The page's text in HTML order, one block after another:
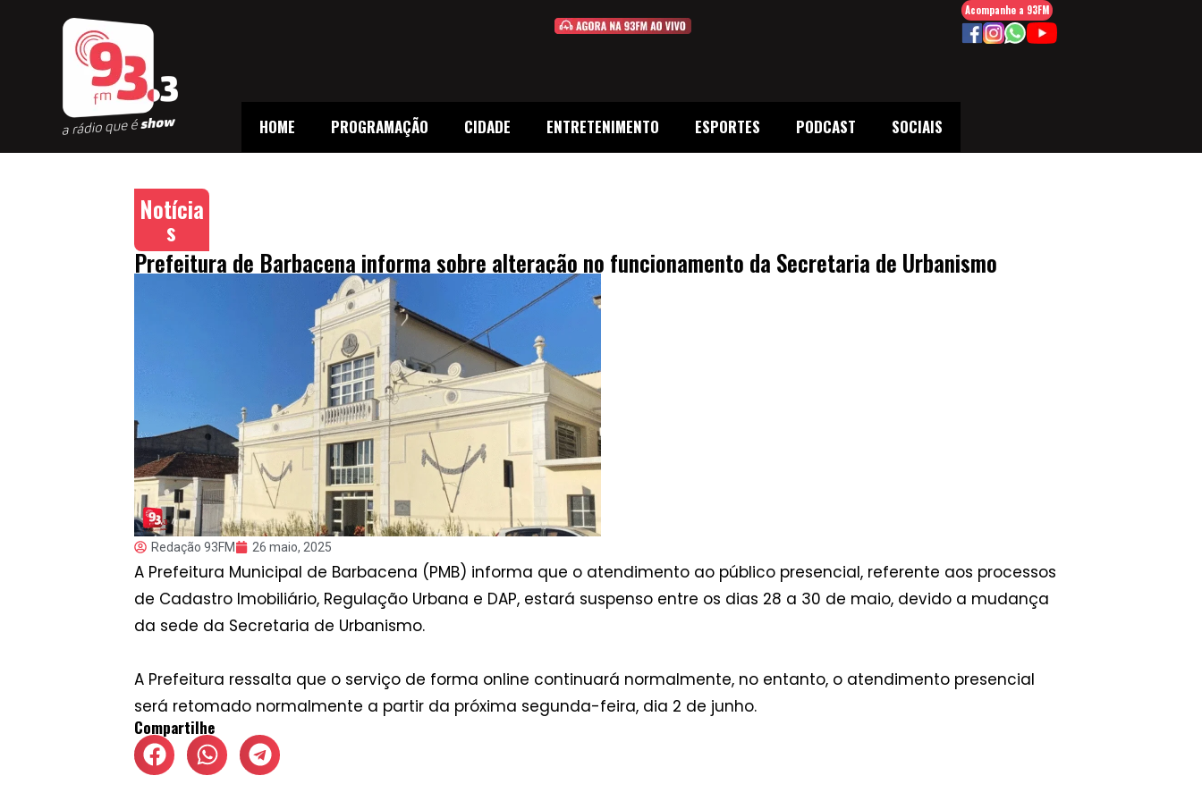
HOME PROGRAMAÇÃO CIDADE ENTRETENIMENTO ESPORTES PODCAST SOCIAIS
Acompanhe a 93FM
Notícia
s
Prefeitura de Barbacena informa sobre alteração no funcionamento da Secretaria de Urbanismo
Redação 93FM 26 maio, 2025
A Prefeitura Municipal de Barbacena (PMB) informa que o atendimento ao público presencial, referente aos processos
de Cadastro Imobiliário, Regulação Urbana e DAP, estará suspenso entre os dias 28 a 30 de maio, devido a mudança
da sede da Secretaria de Urbanismo.
A Prefeitura ressalta que o serviço de forma online continuará normalmente, no entanto, o atendimento presencial
será retomado normalmente a partir da próxima segunda-feira, dia 2 de junho.
Compartilhe